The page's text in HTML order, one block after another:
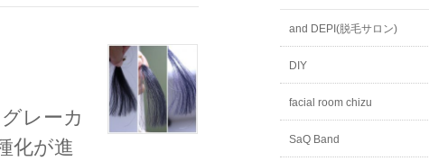
レーカ
化が進
and DEPI(脱毛サロン)
DIY
facial room chizu
SaQ Band